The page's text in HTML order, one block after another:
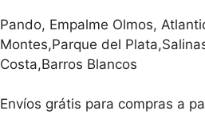
Pando, Empalme Olmos,
Montes,Parque del
Costa,Barros Blancos
Envíos grátis para compras a